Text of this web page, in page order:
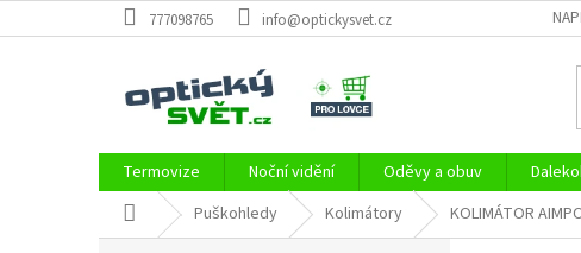
na
777098765 info@optickysvet.cz
Termovize Noční vidění Oděvy a obuv
Domů Puškohledy Kolimátory KOLIMÁTOR